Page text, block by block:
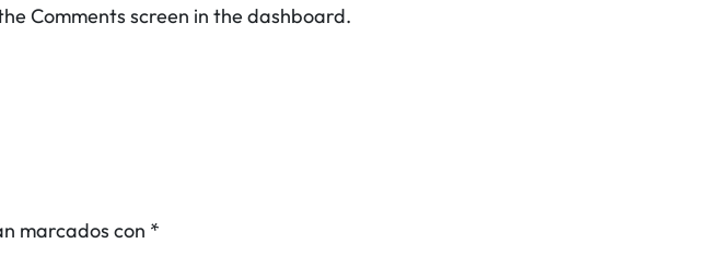
Comments screen in the dashboard.
marcados con *